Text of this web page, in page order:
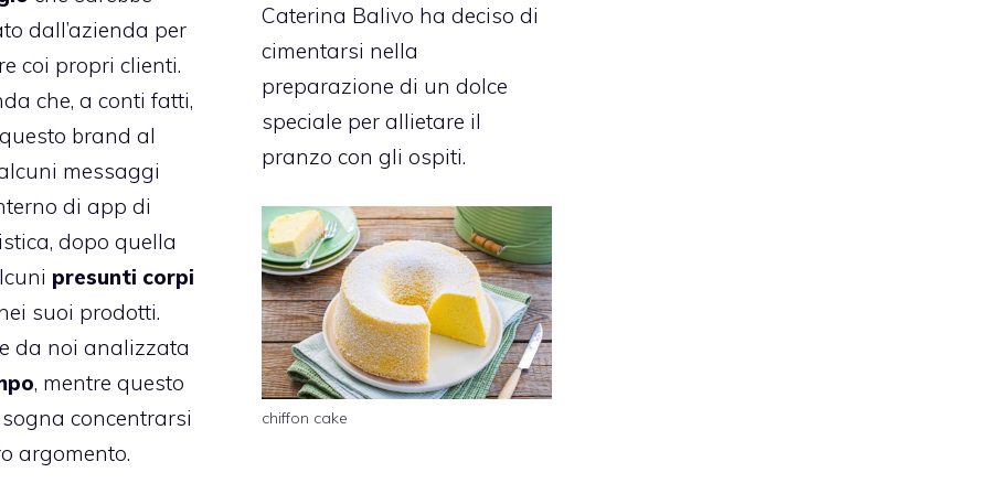
Caterina Balivo ha deciso di
cimentarsi nella
preparazione di un dolce
speciale per allietare il
pranzo con gli ospiti.
chiffon cake
dall’azienda per
coi propri clienti.
che, a conti fatti,
brand al
messaggi
di app di
dopo quella
presunti corpi
suoi prodotti.
da noi analizzata
, mentre questo
concentrarsi
argomento.